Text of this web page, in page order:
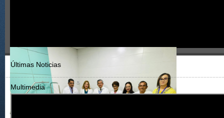
Últimas Noticias
Multimedia